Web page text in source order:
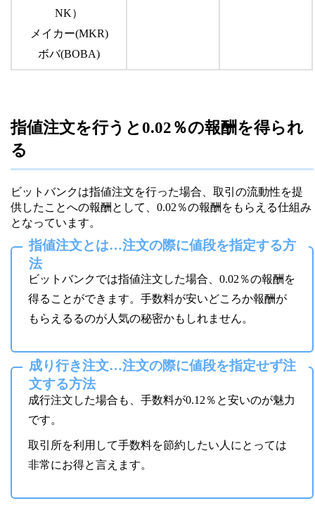
NK）
メイカー(MKR)
ボバ(BOBA)
指値注文を行うと0.02％の報酬を得られ
る
ビットバンクは指値注文を行った場合、取引の流動性を提
供したことへの報酬として、0.02％の報酬をもらえる仕組み
となっています。
指値注文とは…注文の際に値段を指定する方
法
ビットバンクでは指値注文した場合、0.02％の報酬を
得ることができます。手数料が安いどころか報酬が
もらえるるのが人気の秘密かもしれません。
成り行き注文…注文の際に値段を指定せず注
文する方法
成行注文した場合も、手数料が0.12％と安いのが魅力
です。
取引所を利用して手数料を節約したい人にとっては
非常にお得と言えます。